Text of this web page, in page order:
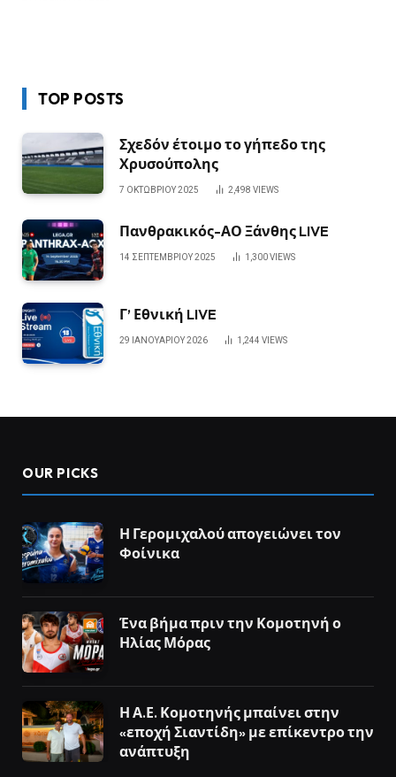
TOP POSTS
Σχεδόν έτοιμο το γήπεδο της
Χρυσούπολης
7 ΟΚΤΩΒΡΊΟΥ 2025 2,498 VIEWS
Πανθρακικός-ΑΟ Ξάνθης LIVE
14 ΣΕΠΤΕΜΒΡΊΟΥ 2025 1,300VIEWS
Γ’ Εθνική LIVE
29 ΙΑΝΟΥΑΡΊΟΥ 2026 1,244 VIEWS
OUR PICKS
Η Γερομιχαλού απογειώνει τον
Φοίνικα
Ένα βήμα πριν την Κομοτηνή ο
Ηλίας Μόρας
Η Α.Ε. Κομοτηνής μπαίνει στην
«εποχή Σιαντίδη» με επίκεντρο την
ανάπτυξη